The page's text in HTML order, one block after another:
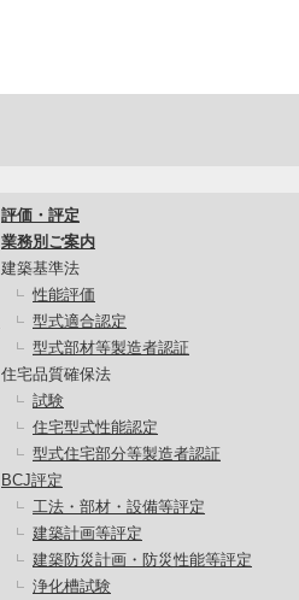
評価・評定
業務別ご案内
建築基準法
性能評価
型式適合認定
型式部材等製造者認証
住宅品質確保法
試験
住宅型式性能認定
型式住宅部分等製造者認証
BCJ評定
工法・部材・設備等評定
建築計画等評定
建築防災計画・防災性能等評定
浄化槽試験